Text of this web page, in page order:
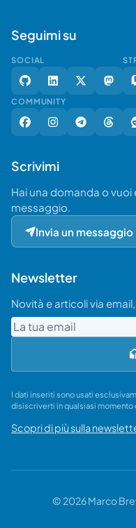
Seguimi su
SOCIAL
COMMUNITY
Scrivimi
Hai una domanda o
messaggio.
Invia un messaggio
Newsletter
Novità e articoli via
Email
I dati inseriti sono usati
disiscriverti in qualsiasi momento
Scopri di più sulla
© 2026 Marco